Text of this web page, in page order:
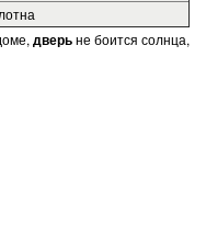
дверьне боится солнца,